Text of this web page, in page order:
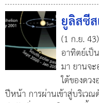
ยูลิสซี
(1 ก.ย.
อาทิตย์เป็
มา ยานจะ
ใต้ของดว
ปีหน้า การผ่านเข้าสู่บริเวณ